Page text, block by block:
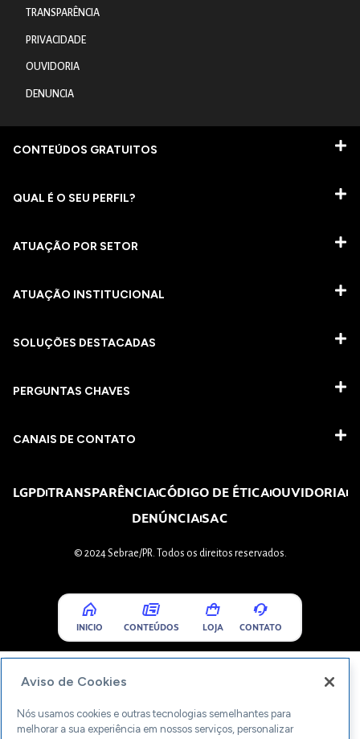
TRANSPARÊNCIA
PRIVACIDADE
OUVIDORIA
DENUNCIA
CONTEÚDOS GRATUITOS
QUAL É O SEU PERFIL?
ATUAÇÃO POR SETOR
ATUAÇÃO INSTITUCIONAL
SOLUÇÕES DESTACADAS
PERGUNTAS CHAVES​
CANAIS DE CONTATO
LGPDTRANSPARÊNCIACÓDIGO DE ÉTICAOUVIDORIA
DENÚNCIASAC
© 2024 Sebrae/PR. Todos os direitos reservados.
INICIO CONTEÚDOS LOJA CONTATO
Aviso de Cookies
Nós usamos cookies e outras tecnologias semelhantes para
melhorar a sua experiência em nossos serviços, personalizar